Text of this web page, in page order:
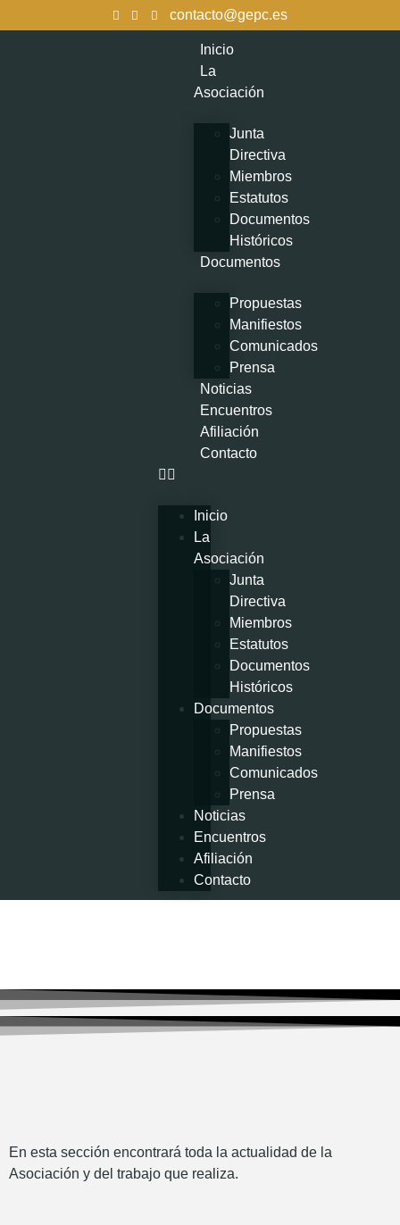
contacto@gepc.es
Inicio
La
Asociación
Junta
Directiva
Miembros
Estatutos
Documentos
Históricos
Documentos
Propuestas
Manifiestos
Comunicados
Prensa
Noticias
Encuentros
Afiliación
Contacto
Inicio
La
Asociación
Junta
Directiva
Miembros
Estatutos
Documentos
Históricos
Documentos
Propuestas
Manifiestos
Comunicados
Prensa
Noticias
Encuentros
Afiliación
Contacto
En esta sección encontrará toda la actualidad de la
Asociación y del trabajo que realiza.